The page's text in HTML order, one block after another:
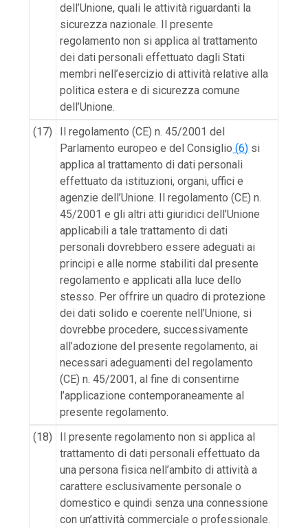
dell’Unione, quali le attività riguardanti la
sicurezza nazionale. Il presente
regolamento non si applica al trattamento
dei dati personali effettuato dagli Stati
membri nell’esercizio di attività relative alla
politica estera e di sicurezza comune
dell’Unione.
(17)
Il regolamento (CE) n. 45/2001 del
Parlamento europeo e del Consiglio (6) si
applica al trattamento di dati personali
effettuato da istituzioni, organi, uffici e
agenzie dell’Unione. Il regolamento (CE) n.
45/2001 e gli altri atti giuridici dell’Unione
applicabili a tale trattamento di dati
personali dovrebbero essere adeguati ai
principi e alle norme stabiliti dal presente
regolamento e applicati alla luce dello
stesso. Per offrire un quadro di protezione
dei dati solido e coerente nell’Unione, si
dovrebbe procedere, successivamente
all’adozione del presente regolamento, ai
necessari adeguamenti del regolamento
(CE) n. 45/2001, al fine di consentirne
l’applicazione contemporaneamente al
presente regolamento.
(18)
Il presente regolamento non si applica al
trattamento di dati personali effettuato da
una persona fisica nell’ambito di attività a
carattere esclusivamente personale o
domestico e quindi senza una connessione
con un’attività commerciale o professionale.